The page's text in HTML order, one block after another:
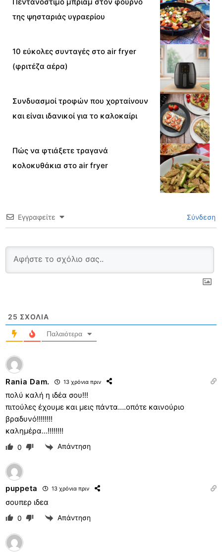
Πεντανόστιμο μπριάμ στον φούρνο
της ψησταριάς υγραερίου
10 εύκολες συνταγές στο air fryer
(φριτέζα αέρα)
Συνδυασμοί τροφών που χορταίνουν
και είναι ιδανικοί για το καλοκαίρι
Πώς να φτιάξετε τραγανά
κολοκυθάκια στο air fryer
Εγγραφείτε Σύνδεση
25 ΣΧΌΛΙΑ
Παλαιότερα
Rania Dam. 13 χρόνια πριν
πολύ καλή η ιδέα σου!!!
πιτούλες έχουμε και μεις πάντα….οπότε καινούριο
βραδυνό!!!!!!!!
καλημέρα…!!!!!!!!
0 Απάντηση
puppeta 13 χρόνια πριν
σουπερ ιδεα
0 Απάντηση